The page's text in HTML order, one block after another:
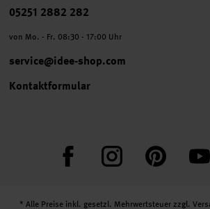
Telefonnummer
05251 2882 282
von Mo. - Fr. 08:30 - 17:00 Uhr
service@idee-shop.com
Kontaktformular
FacebookInstagram Pinterest
* Alle Preise inkl. gesetzl. Mehrwertsteuer zzgl.